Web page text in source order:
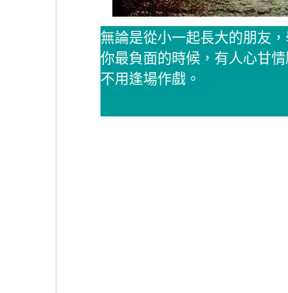
無論是從小一起長大的朋友
你最負面的時候，有人心甘
不用逢場作戲。